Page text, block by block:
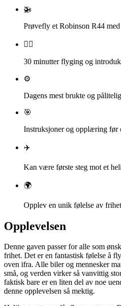
🚁
Prøvefly et Robinson R44
👨‍✈️
30 minutter flyging og
⚙️
Dagens mest brukte og
🎯
Instruksjoner og opplæring før
✈️
Kan være første steg mot et
🌍
Opplev en unik følelse av
Opplevelsen
Denne gaven passer for alle som
frihet. Det er en fantastisk følelse å
oven ifra. Alle biler og mennesker
små, og verden virker så vanvittig
faktisk bare er en liten del av noe
denne opplevelsen så mektig.